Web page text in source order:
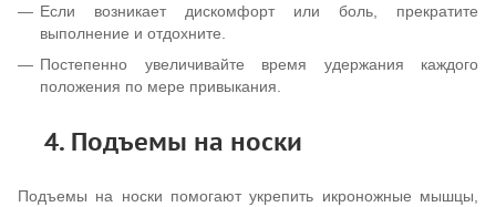
Если возникает дискомфорт или боль, прекратите
выполнение и отдохните.
Постепенно увеличивайте время удержания каждого
положения по мере привыкания.
4. Подъемы на носки
Подъемы на носки помогают укрепить икроножные мышцы,